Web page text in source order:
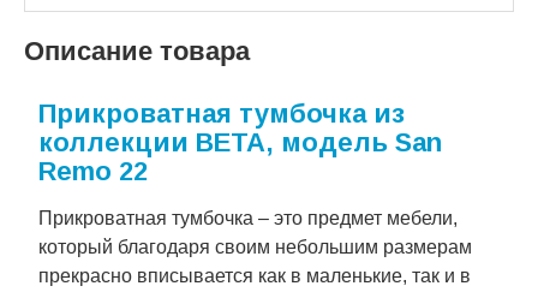
Описание товара
Прикроватная тумбочка из
коллекции BETA, модель San
Remo 22
Прикроватная тумбочка – это предмет мебели,
который благодаря своим небольшим размерам
прекрасно вписывается как в маленькие, так и в